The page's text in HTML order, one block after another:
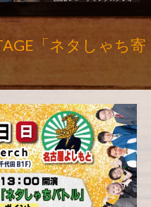
「ネタしゃち寄